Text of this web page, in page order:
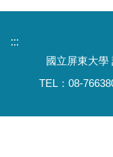
:::
國立屏東大
TEL：08-